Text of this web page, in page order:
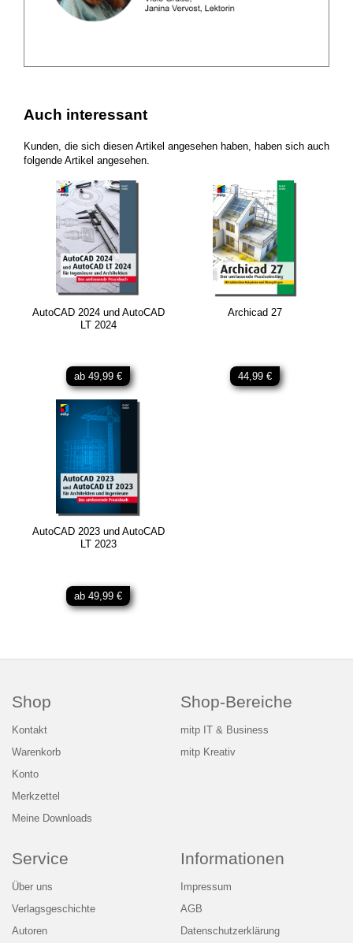
Auch interessant
Kunden, die sich diesen Artikel angesehen haben, haben sich auch
folgende Artikel angesehen.
AutoCAD 2024 und AutoCAD
LT 2024
ab 49,99 €
Archicad 27
44,99 €
AutoCAD 2023 und AutoCAD
LT 2023
ab 49,99 €
Shop
Kontakt
Warenkorb
Konto
Merkzettel
Meine Downloads
Shop-Bereiche
mitp IT & Business
mitp Kreativ
Service
Über uns
Verlagsgeschichte
Autoren
Informationen
Impressum
AGB
Datenschutzerklärung